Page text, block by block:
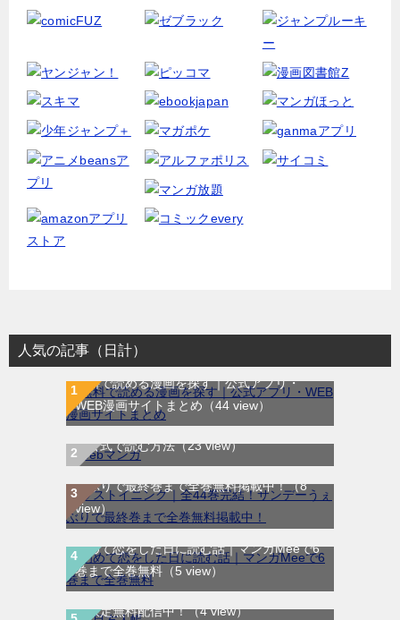
人気の記事（日計）
無料で読める漫画を探す｜公式アプリ・
WEB漫画サイトまとめ （44 view）
WEB漫画サイト一覧｜ブラウザで無料漫画
を公式で読む方法（23 view）
ラストイニング｜全44巻完結！サンデーう
ぇぶりで最終巻まで全巻無料掲載中！（8
view）
初めて恋をした日に読む話｜マンガMeeで6
巻まで全巻無料 （5 view）
夏目友人帳｜最新刊30巻！マンガParkで期
間限定無料配信中！（4 view）